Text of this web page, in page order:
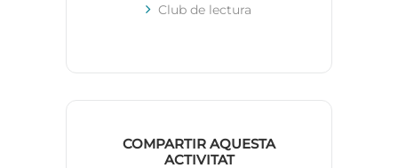
Club de lectura
COMPARTIR AQUESTA
ACTIVITAT